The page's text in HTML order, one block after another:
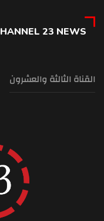
23 NEWS
القناة الثالثة والعشرون